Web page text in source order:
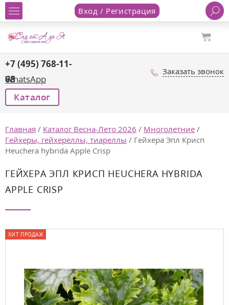
Вход / Регистрация
+7 (495) 768-11-
68
WhatsApp
Заказать звонок
Каталог
Главная / Каталог Весна-Лето 2026 / Многолетние /
Гейхеры, гейхереллы, тиареллы / Гейхера Эпл Крисп
Heuchera hybrida Apple Crisp
ГЕЙХЕРА ЭПЛ КРИСП HEUCHERA HYBRIDA
APPLE CRISP
ХИТ ПРОДАЖ